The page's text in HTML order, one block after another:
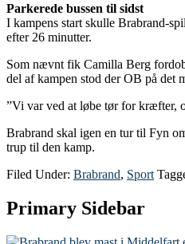
Parkerede bussen til sidst
I kampens start skulle Brabrand-
efter 26 minutter.
Som nævnt fik Camilla Berg
del af kampen stod der OB på det
”Vi var ved at løbe tør for kræfter,
Brabrand skal igen en tur til Fyn
trup til den kamp.
Filed Under: Brabrand, Sport
Primary Sidebar